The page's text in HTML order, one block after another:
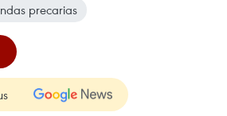
precarias